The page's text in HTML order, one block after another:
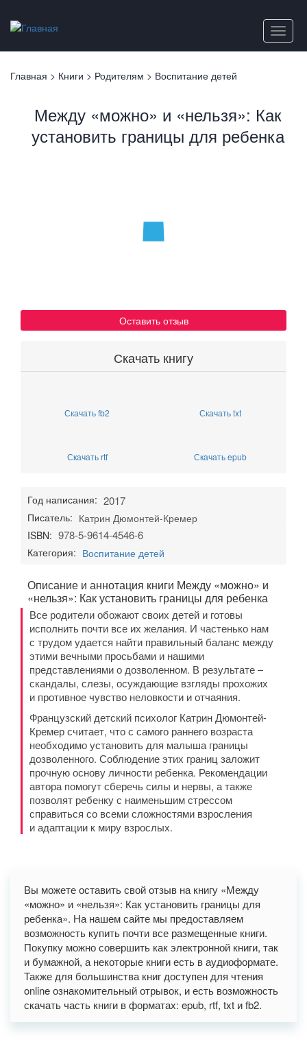
основному
содержанию
Toggle
Вы
Главная > Книги > Родителям > Воспитание детей
Между «можно» и «нельзя»: Как
установить границы для ребенка
Оставить отзыв
Скачать книгу
Скачать fb2 Скачать txt
Скачать rtf Скачать epub
Год написания: 2017
Писатель: Катрин Дюмонтей-Кремер
ISBN: 978-5-9614-4546-6
Категория: Воспитание детей
Описание и аннотация книги Между «можно» и
«нельзя»: Как установить границы для ребенка
Все родители обожают своих детей и готовы
исполнить почти все их желания. И частенько нам
с трудом удается найти правильный баланс между
этими вечными просьбами и нашими
представлениями о дозволенном. В результате –
скандалы, слезы, осуждающие взгляды прохожих
и противное чувство неловкости и отчаяния.
Французский детский психолог Катрин Дюмонтей-
Кремер считает, что с самого раннего возраста
необходимо установить для малыша границы
дозволенного. Соблюдение этих границ заложит
прочную основу личности ребенка. Рекомендации
автора помогут сберечь силы и нервы, а также
позволят ребенку с наименьшим стрессом
справиться со всеми сложностями взросления
и адаптации к миру взрослых.
Вы можете оставить свой отзыв на книгу «Между
«можно» и «нельзя»: Как установить границы для
ребенка». На нашем сайте мы предоставляем
возможность купить почти все размещенные книги.
Покупку можно совершить как электронной книги, так
и бумажной, а некоторые книги есть в аудиоформате.
Также для большинства книг доступен для чтения
online ознакомительный отрывок, и есть возможность
скачать часть книги в форматах: epub, rtf, txt и fb2.